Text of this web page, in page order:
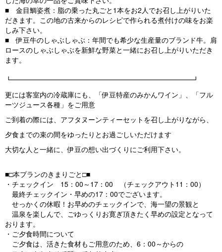
■ 金目鯛姿煮：脂の乗った丸ごと1本をお2人でお召し上がりいた
だきます。この地の古来からのレシピで作られる煮付けの味をお楽
しみ下さい。
■ 伊豆牛のしゃぶしゃぶ：年間でも希少な生産量のブランド牛。肩
ロースのしゃぶしゃぶを新鮮な野菜と一緒にお召し上がりいただき
ます。
┗━━━━━━━━━━━━━━━━━━━━━━━━━━┛
更には客室内の冷蔵庫にも、「伊豆特産のみかんワイン」、「フル
ーツジュース各種」をご用意
ご到着の際には、アフタヌーンティーセットを召し上がりながら、
夕食までの束の間をゆったりとお過ごしいただけます
大切な人と一緒に、伊豆の想い出づくりにご利用下さい。
■□本プランのきまりごと□■
・チェックイン 15：00～17：00 （チェックアウト11：00）
最終チェックイン・早めの17：00でございます。
せっかくの休暇！お早めのチェックインで、海一望の景観と
温泉を楽しんで、ごゆっくりお寛ぎ頂きたく早めの設定となって
おります。
・ご夕食時間について
ご夕食は、活きた食材もご用意のため、6：00～からの